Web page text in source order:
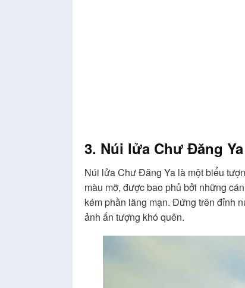
3. Núi lửa Chư Đăng Ya
Núi lửa Chư Đăng Ya là một biểu
màu mỡ, được bao phủ bởi những
kém phần lãng mạn. Đứng trên đỉnh
ảnh ấn tượng khó quên.